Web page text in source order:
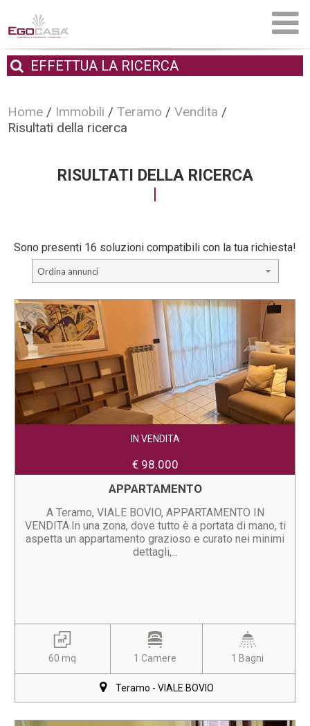
EFFETTUA LA RICERCA
Home / Immobili /Teramo /Vendita /
Risultati della ricerca
RISULTATI DELLA RICERCA
Sono presenti 16 soluzioni compatibili con la tua richiesta!
Ordina annunci
IN VENDITA
€ 98.000
APPARTAMENTO
A Teramo, VIALE BOVIO, APPARTAMENTO IN
VENDITA.In una zona, dove tutto è a portata di mano, ti
aspetta un appartamento grazioso e curato nei minimi
dettagli,...
60 mq 1 Camere 1 Bagni
Teramo - VIALE BOVIO